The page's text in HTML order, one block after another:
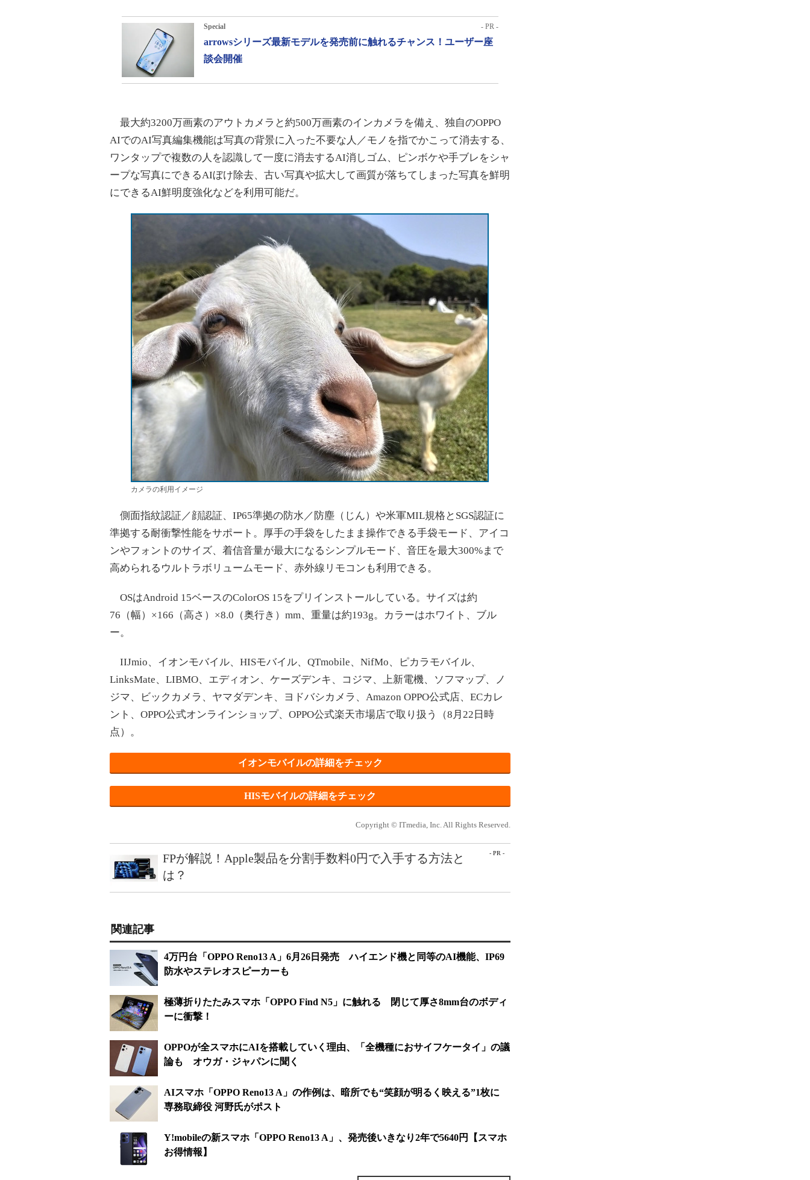
Special - PR -
arrowsシリーズ最新モデルを発売前に触れるチャンス！ユーザー座
談会開催
最大約3200万画素のアウトカメラと約500万画素のインカメラを備え、独自のOPPO
AIでのAI写真編集機能は写真の背景に入った不要な人／モノを指でかこって消去する、
ワンタップで複数の人を認識して一度に消去するAI消しゴム、ピンボケや手ブレをシャ
ープな写真にできるAIぼけ除去、古い写真や拡大して画質が落ちてしまった写真を鮮明
にできるAI鮮明度強化などを利用可能だ。
カメラの利用イメージ
側面指紋認証／顔認証、IP65準拠の防水／防塵（じん）や米軍MIL規格とSGS認証に
準拠する耐衝撃性能をサポート。厚手の手袋をしたまま操作できる手袋モード、アイコ
ンやフォントのサイズ、着信音量が最大になるシンプルモード、音圧を最大300%まで
高められるウルトラボリュームモード、赤外線リモコンも利用できる。
OSはAndroid 15ベースのColorOS 15をプリインストールしている。サイズは約
76（幅）×166（高さ）×8.0（奥行き）mm、重量は約193g。カラーはホワイト、ブル
ー。
IIJmio、イオンモバイル、HISモバイル、QTmobile、NifMo、ピカラモバイル、
LinksMate、LIBMO、エディオン、ケーズデンキ、コジマ、上新電機、ソフマップ、ノ
ジマ、ビックカメラ、ヤマダデンキ、ヨドバシカメラ、Amazon OPPO公式店、ECカレ
ント、OPPO公式オンラインショップ、OPPO公式楽天市場店で取り扱う（8月22日時
点）。
イオンモバイルの詳細をチェック
HISモバイルの詳細をチェック
Copyright © ITmedia, Inc. All Rights Reserved.
- PR -
FPが解説！Apple製品を分割手数料0円で入手する方法と
は？
関連記事
4万円台「OPPO Reno13 A」6月26日発売 ハイエンド機と同等のAI機能、IP69
防水やステレオスピーカーも
極薄折りたたみスマホ「OPPO Find N5」に触れる 閉じて厚さ8mm台のボディ
ーに衝撃！
OPPOが全スマホにAIを搭載していく理由、「全機種におサイフケータイ」の議
論も オウガ・ジャパンに聞く
AIスマホ「OPPO Reno13 A」の作例は、暗所でも“笑顔が明るく映える”1枚に
専務取締役 河野氏がポスト
Y!mobileの新スマホ「OPPO Reno13 A」、発売後いきなり2年で5640円【スマホ
お得情報】